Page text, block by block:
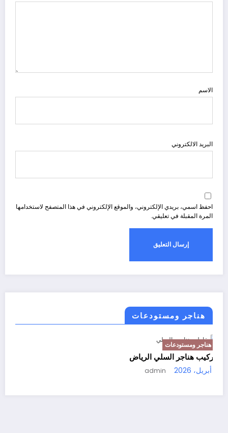
الاسم
البريد الالكتروني
احفظ اسمي، بريدي الإلكتروني، والموقع الإلكتروني في هذا المتصفح لاستخدامها
المرة المقبلة في تعليقي.
هناجر ومستودعات
هناجر ومستودعات
تركيب هناجر السلي الرياض
1 أبريل، 2026 admin